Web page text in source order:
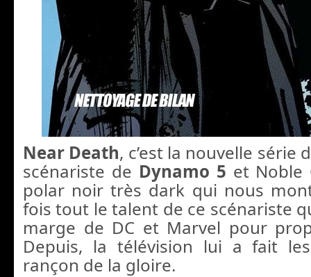
Near Death, c’est la nouvelle série
scénariste de Dynamo 5 et Noble
polar noir très dark qui nous
fois tout le talent de ce scénariste
marge de DC et Marvel pour
Depuis, la télévision lui a fait
rançon de la gloire.